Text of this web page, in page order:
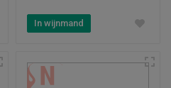
In wijnmand